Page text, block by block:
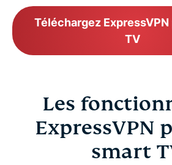
Téléchargez
TV
Les
ExpressVPN
smart